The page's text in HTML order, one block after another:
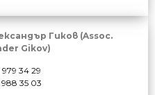
Гиков (Assoc.
Gikov)
979 34 29
35 03